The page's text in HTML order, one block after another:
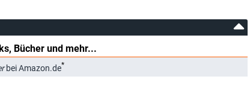
Bücher und mehr...
bei Amazon.de*